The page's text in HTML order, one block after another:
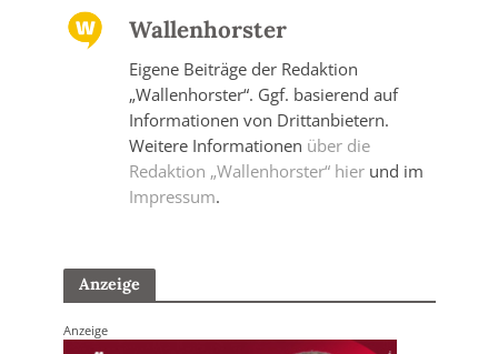
Wallenhorster
Eigene Beiträge der Redaktion
„Wallenhorster“. Ggf. basierend auf
Informationen von Drittanbietern.
Weitere Informationen über die
Redaktion „Wallenhorster“ hierund im
Impressum.
Anzeige
Anzeige